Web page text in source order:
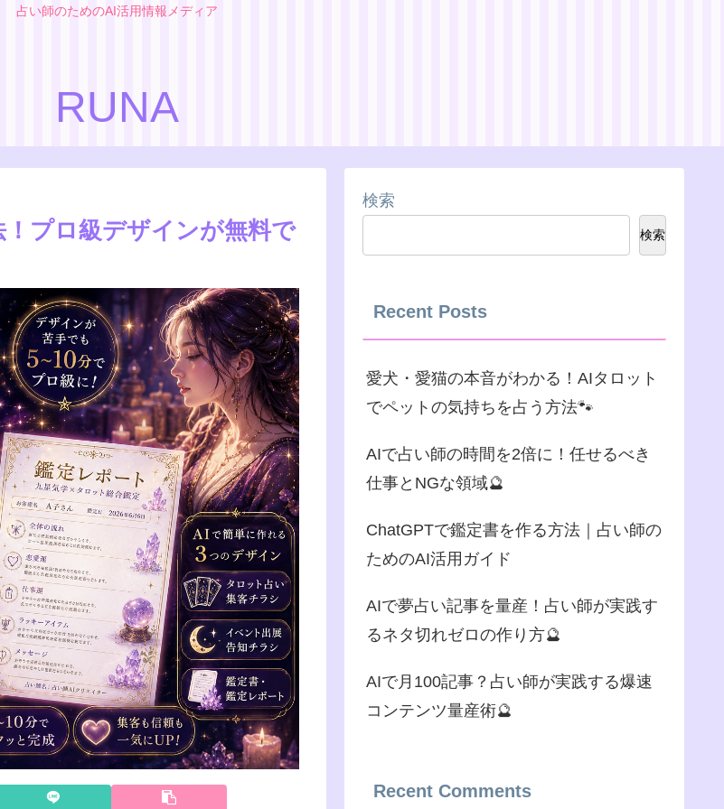
占い師のためのAI活用情報メディア
RUNA
プロ級デザインが無料で
検索
検索
Recent Posts
愛犬・愛猫の本音がわかる！AIタロット
でペットの気持ちを占う方法🐾
AIで占い師の時間を2倍に！任せるべき
仕事とNGな領域🔮
ChatGPTで鑑定書を作る方法｜占い師の
ためのAI活用ガイド
AIで夢占い記事を量産！占い師が実践す
るネタ切れゼロの作り方🔮
AIで月100記事？占い師が実践する爆速
コンテンツ量産術🔮
Recent Comments